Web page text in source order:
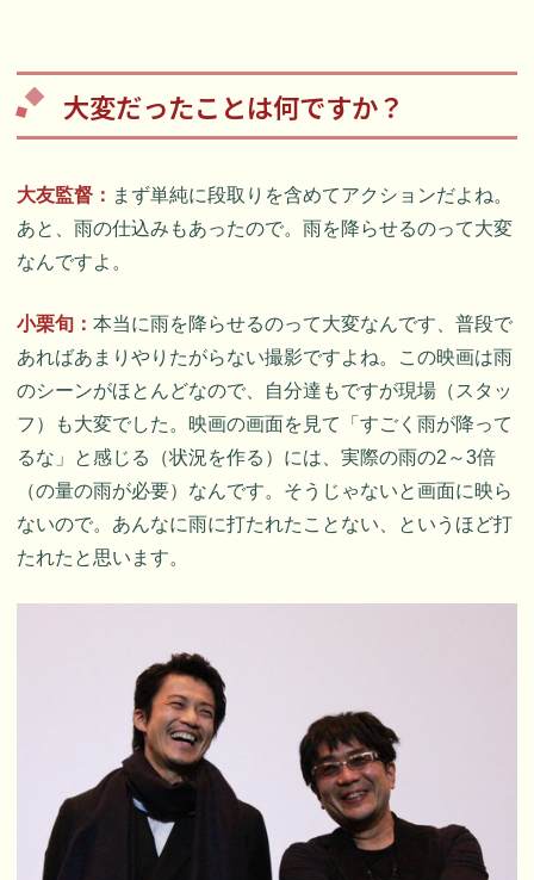
大変だったことは何ですか？
大友監督： まず単純に段取りを含めてアクションだよね。
あと、雨の仕込みもあったので。雨を降らせるのって大変
なんですよ。
小栗旬：本当に雨を降らせるのって大変なんです、普段で
あればあまりやりたがらない撮影ですよね。この映画は雨
のシーンがほとんどなので、自分達もですが現場（スタッ
フ）も大変でした。映画の画面を見て「すごく雨が降って
るな」と感じる（状況を作る）には、実際の雨の2～3倍
（の量の雨が必要）なんです。そうじゃないと画面に映ら
ないので。あんなに雨に打たれたことない、というほど打
たれたと思います。